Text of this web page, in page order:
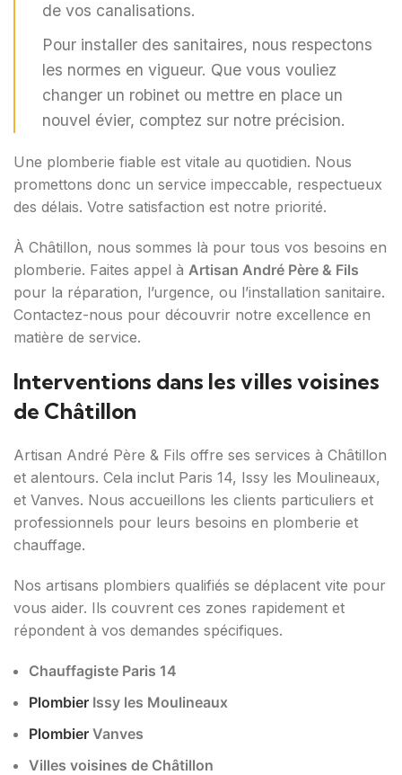
de vos canalisations.
Pour installer des sanitaires, nous respectons
les normes en vigueur. Que vous vouliez
changer un robinet ou mettre en place un
nouvel évier, comptez sur notre précision.
Une plomberie fiable est vitale au quotidien. Nous
promettons donc un service impeccable, respectueux
des délais. Votre satisfaction est notre priorité.
À Châtillon, nous sommes là pour tous vos besoins en
plomberie. Faites appel à Artisan André Père & Fils
pour la réparation, l’urgence, ou l’installation sanitaire.
Contactez-nous pour découvrir notre excellence en
matière de service.
Interventions dans les villes voisines
de Châtillon
Artisan André Père & Fils offre ses services à Châtillon
et alentours. Cela inclut Paris 14, Issy les Moulineaux,
et Vanves. Nous accueillons les clients particuliers et
professionnels pour leurs besoins en plomberie et
chauffage.
Nos artisans plombiers qualifiés se déplacent vite pour
vous aider. Ils couvrent ces zones rapidement et
répondent à vos demandes spécifiques.
Chauffagiste Paris 14
Plombier Issy les Moulineaux
Plombier Vanves
Villes voisines de Châtillon